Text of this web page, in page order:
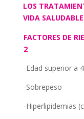
LOS
VIDA
FACTORES DE
2
-Edad superior a
-Sobrepeso
-Hiperlipidemias